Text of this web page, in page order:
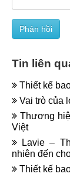
Tin liên
Thiết kế
Vai trò của
Thương
Việt
Lavie –
nhiên đến
Thiết kế